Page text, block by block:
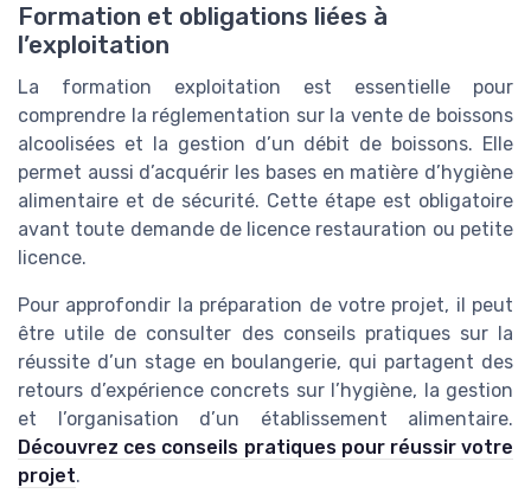
Formation et obligations liées à
l’exploitation
La formation exploitation est essentielle pour
comprendre la réglementation sur la vente de boissons
alcoolisées et la gestion d’un débit de boissons. Elle
permet aussi d’acquérir les bases en matière d’hygiène
alimentaire et de sécurité. Cette étape est obligatoire
avant toute demande de licence restauration ou petite
licence.
Pour approfondir la préparation de votre projet, il peut
être utile de consulter des conseils pratiques sur la
réussite d’un stage en boulangerie, qui partagent des
retours d’expérience concrets sur l’hygiène, la gestion
et l’organisation d’un établissement alimentaire.
Découvrez ces conseils pratiques pour réussir votre
projet.